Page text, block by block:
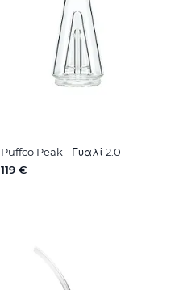
Puffco Peak - Γυαλί 2.0
119 €